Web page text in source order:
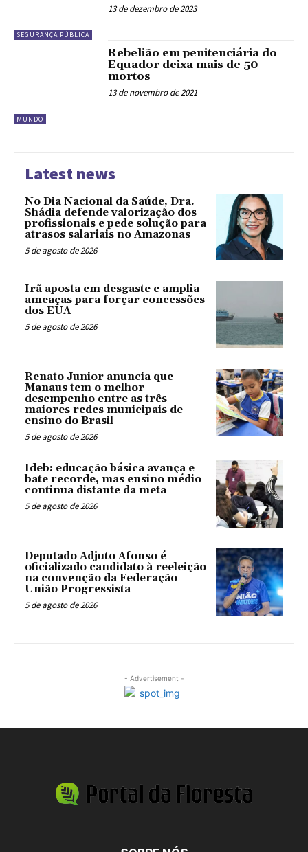
SEGURANÇA PÚBLICA
13 de dezembro de 2023
MUNDO
Rebelião em penitenciária do
Equador deixa mais de 50
mortos
13 de novembro de 2021
Latest news
No Dia Nacional da Saúde, Dra.
Shádia defende valorização dos
profissionais e pede solução para
atrasos salariais no Amazonas
5 de agosto de 2026
Irã aposta em desgaste e amplia
ameaças para forçar concessões
dos EUA
5 de agosto de 2026
Renato Junior anuncia que
Manaus tem o melhor
desempenho entre as três
maiores redes municipais de
ensino do Brasil
5 de agosto de 2026
Ideb: educação básica avança e
bate recorde, mas ensino médio
continua distante da meta
5 de agosto de 2026
Deputado Adjuto Afonso é
oficializado candidato à reeleição
na convenção da Federação
União Progressista
5 de agosto de 2026
- Advertisement -